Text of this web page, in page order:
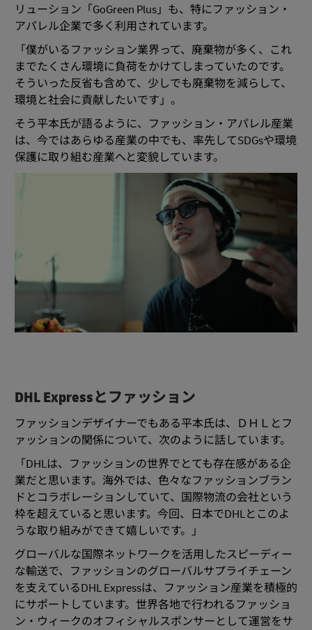
リューション「GoGreen Plus」も、特にファッション・
アパレル企業で多く利用されています。
「僕がいるファッション業界って、廃棄物が多く、これ
までたくさん環境に負荷をかけてしまっていたのです。
そういった反省も含めて、少しでも廃棄物を減らして、
環境と社会に貢献したいです」。
そう平本氏が語るように、ファッション・アパレル産業
は、今ではあらゆる産業の中でも、率先してSDGsや環境
保護に取り組む産業へと変貌しています。
DHL Expressとファッション
ファッションデザイナーでもある平本氏は、ＤＨＬとフ
ァッションの関係について、次のように話しています。
「DHLは、ファッションの世界でとても存在感がある企
業だと思います。海外では、色々なファッションブラン
ドとコラボレーションしていて、国際物流の会社という
枠を超えていると思います。今回、日本でDHLとこのよ
うな取り組みができて嬉しいです。」
グローバルな国際ネットワークを活用したスピーディー
な輸送で、ファッションのグローバルサプライチェーン
を支えているDHL Expressは、ファッション産業を積極的
にサポートしています。世界各地で行われるファッショ
ン・ウィークのオフィシャルスポンサーとして運営をサ